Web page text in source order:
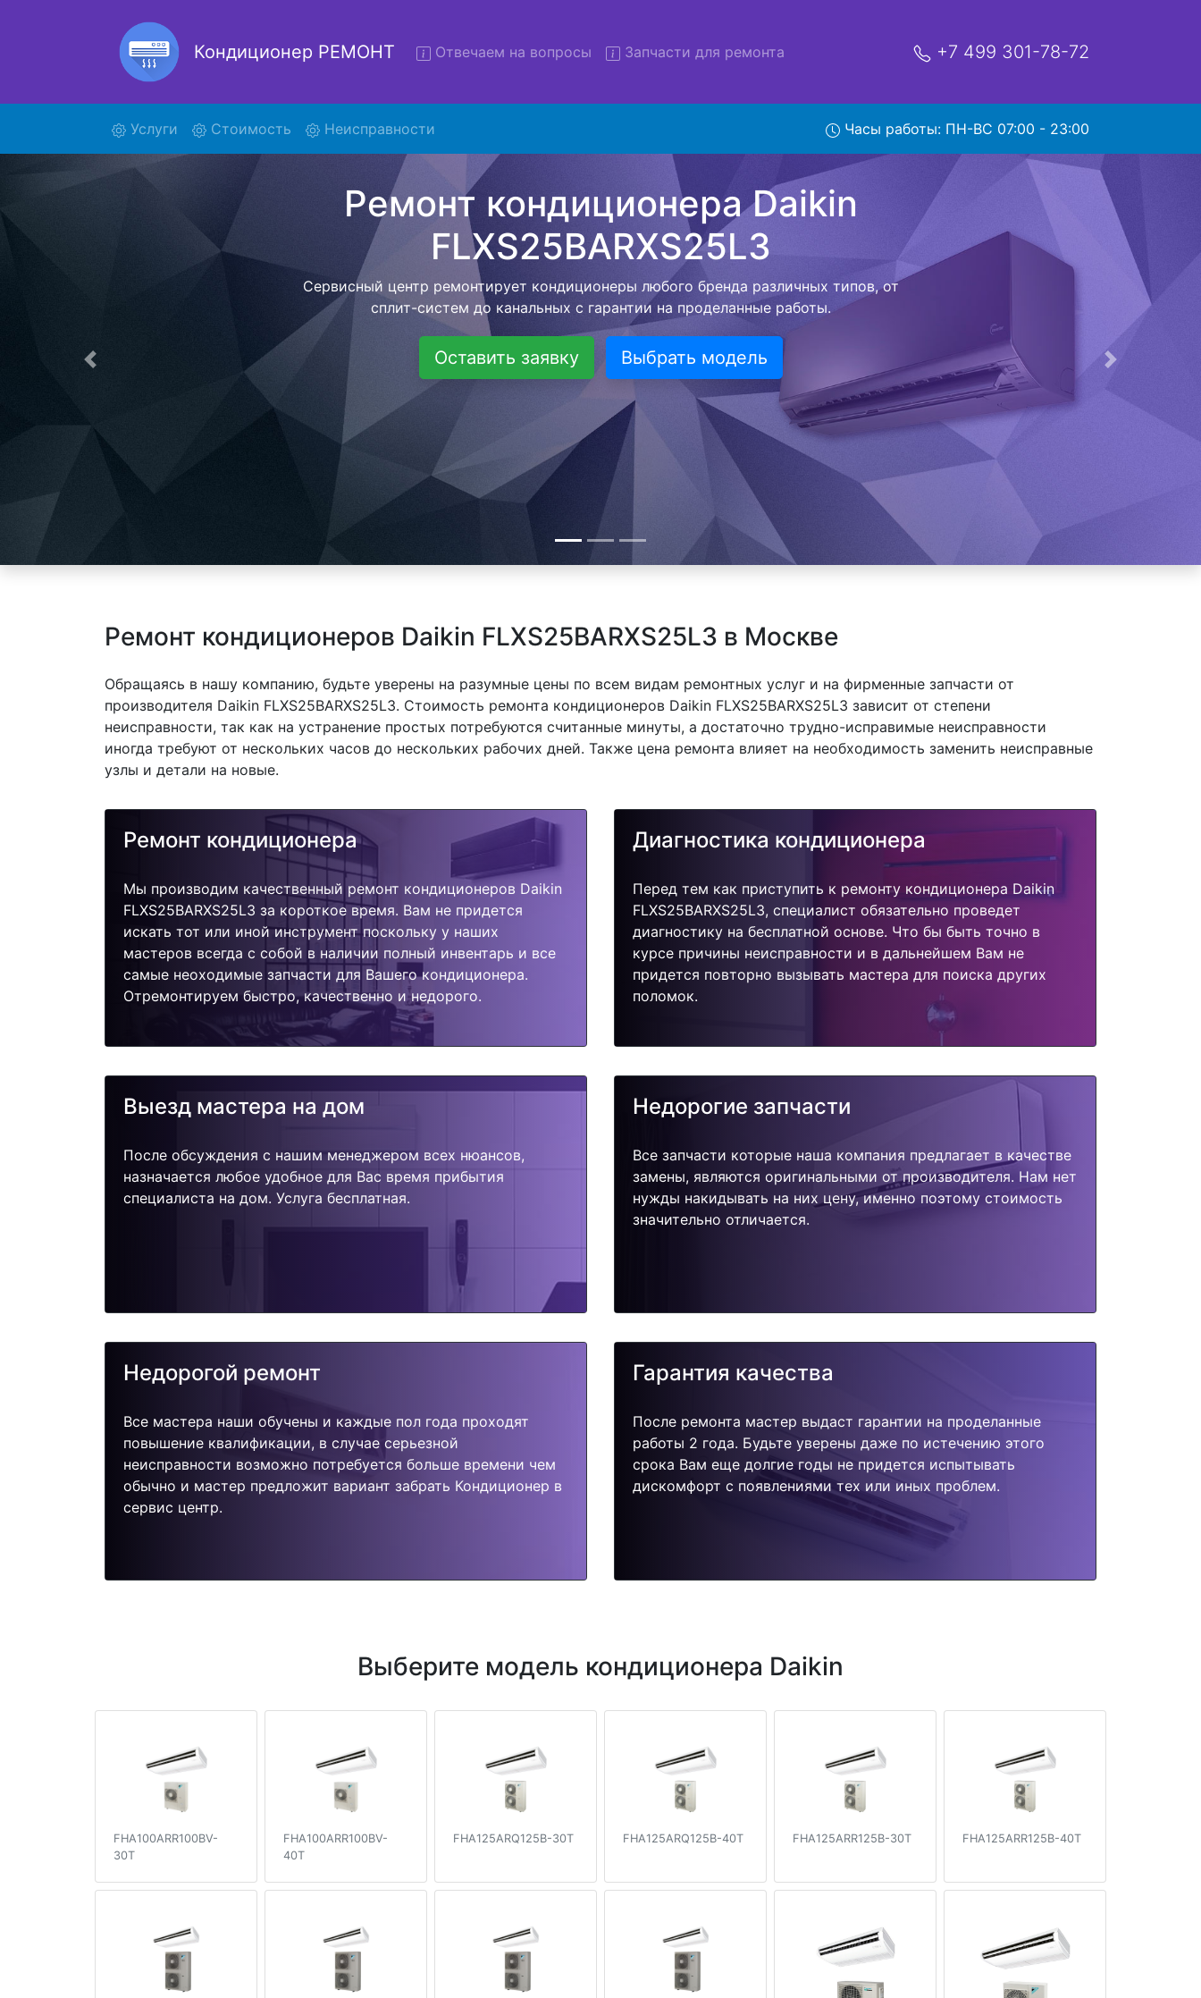
Кондиционер РЕМОНТ Отвечаем на вопросы Запчасти для ремонта +7 499 301-78-72
Услуги (current)Стоимость Неисправности Часы работы: ПН-ВС 07:00 - 23:00
Ремонт кондиционеров Daikin
FLXS25BARXS25L3 с вывозом в сервис
Наша организация предлагает воспользоваться бесплатной услугой которая
позволяет клиенту сохранить время и свои деньги. Наш мастер приезжает в
назначенное время по адресу, проводит диагностику, составляет договор с
фиксированной стоимостью на ремонт кондиционера и забирает его в сервисный
центр. После ремонта специалист привезет обратно Вам уже готовый к работе
кондиционер.
Оставить заявку Выбрать модель
Предыдущая Следующая
Ремонт кондиционеров Daikin FLXS25BARXS25L3 в Москве
Обращаясь в нашу компанию, будьте уверены на разумные цены по всем видам ремонтных услуг и на фирменные запчасти от
производителя Daikin FLXS25BARXS25L3. Стоимость ремонта кондиционеров Daikin FLXS25BARXS25L3 зависит от степени
неисправности, так как на устранение простых потребуются считанные минуты, а достаточно трудно-исправимые неисправности
иногда требуют от нескольких часов до нескольких рабочих дней. Также цена ремонта влияет на необходимость заменить неисправные
узлы и детали на новые.
Ремонт кондиционера
Мы производим качественный ремонт кондиционеров Daikin
FLXS25BARXS25L3 за короткое время. Вам не придется
искать тот или иной инструмент поскольку у наших
мастеров всегда с собой в наличии полный инвентарь и все
самые неоходимые запчасти для Вашего кондиционера.
Отремонтируем быстро, качественно и недорого.
Диагностика кондиционера
Перед тем как приступить к ремонту кондиционера Daikin
FLXS25BARXS25L3, специалист обязательно проведет
диагностику на бесплатной основе. Что бы быть точно в
курсе причины неисправности и в дальнейшем Вам не
придется повторно вызывать мастера для поиска других
поломок.
Выезд мастера на дом
После обсуждения с нашим менеджером всех нюансов,
назначается любое удобное для Вас время прибытия
специалиста на дом. Услуга бесплатная.
Недорогие запчасти
Все запчасти которые наша компания предлагает в качестве
замены, являются оригинальными от производителя. Нам нет
нужды накидывать на них цену, именно поэтому стоимость
значительно отличается.
Недорогой ремонт
Все мастера наши обучены и каждые пол года проходят
повышение квалификации, в случае серьезной
неисправности возможно потребуется больше времени чем
обычно и мастер предложит вариант забрать Кондиционер в
сервис центр.
Гарантия качества
После ремонта мастер выдаст гарантии на проделанные
работы 2 года. Будьте уверены даже по истечению этого
срока Вам еще долгие годы не придется испытывать
дискомфорт с появлениями тех или иных проблем.
Выберите модель кондиционера Daikin
FHA100ARR100BV-
30T
FHA100ARR100BV-
40T
FHA125ARQ125B-30T FHA125ARQ125B-40T FHA125ARR125B-30T FHA125ARR125B-40T